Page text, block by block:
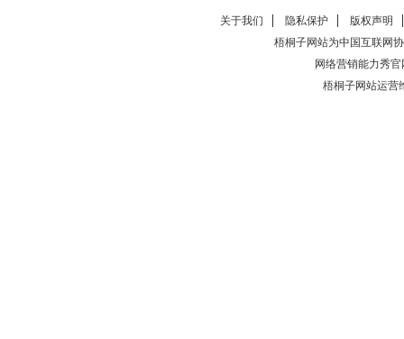
关于我们 隐私保护
版权声明
梧桐子网站为中国互联网
网络营销能力秀官
梧桐子网站运营